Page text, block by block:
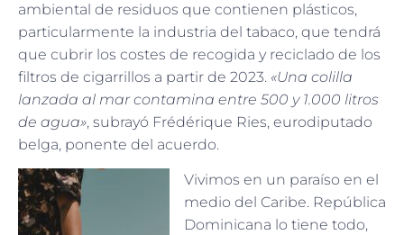
ambiental de residuos que contienen plásticos,
particularmente la industria del tabaco, que tendrá
que cubrir los costes de recogida y reciclado de los
filtros de cigarrillos a partir de 2023. «Una colilla
lanzada al mar contamina entre 500 y 1.000 litros
de agua», subrayó Frédérique Ries, eurodiputado
belga, ponente del acuerdo.
Vivimos en un paraíso en el
medio del Caribe. República
Dominicana lo tiene todo,